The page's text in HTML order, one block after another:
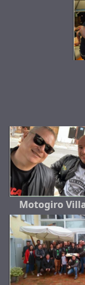
Motogiro